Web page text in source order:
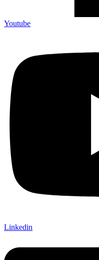
Youtube
Linkedin